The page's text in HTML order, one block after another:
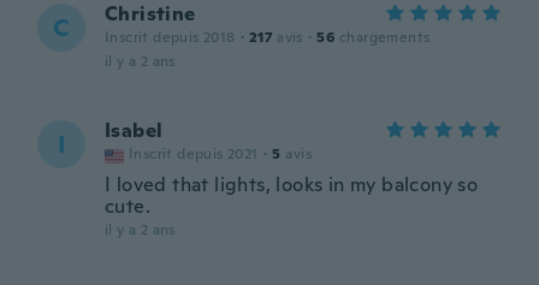
C Christine
Inscrit depuis 2018 · 217 avis · 56 chargements
il y a 2 ans
I Isabel
Inscrit depuis 2021 · 5 avis
I loved that lights, looks in my balcony so
cute.
il y a 2 ans